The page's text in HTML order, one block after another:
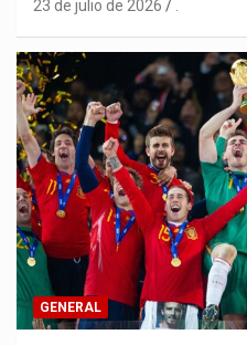
23 de julio de 2026
GENERAL